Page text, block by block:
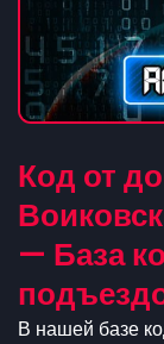
Код от
— База
В нашей базе